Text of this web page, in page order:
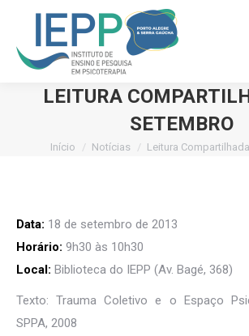
LEITURA
SETEMBRO
Você está aqui:
Início Notícias Leitura
Data: 18 de setembro de 2013
Horário: 9h30 às 10h30
Local: Biblioteca do IEPP (Av. Bagé, 368)
Texto: Trauma Coletivo e o Espaço
SPPA, 2008